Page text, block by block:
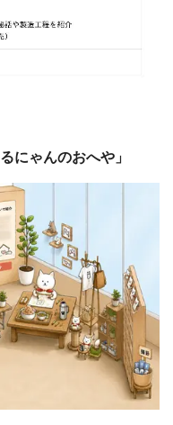
にゃんのおへや」